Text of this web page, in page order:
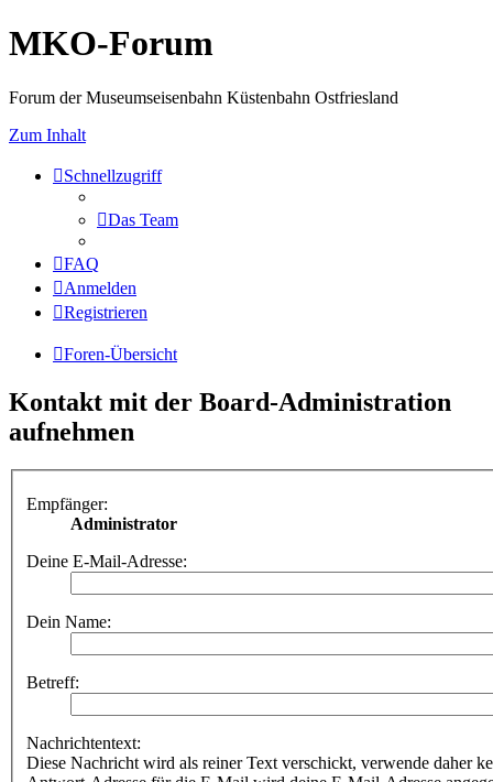
MKO-Forum
Forum der Museumseisenbahn Küstenbahn Ostfriesland
Zum Inhalt
Schnellzugriff
Das Team
FAQ
Anmelden
Registrieren
Foren-Übersicht
Kontakt mit der Board-Administration
aufnehmen
Empfänger:
Administrator
Deine E-Mail-Adresse:
Dein Name:
Betreff:
Nachrichtentext:
Diese Nachricht wird als reiner Text verschickt, verwende daher